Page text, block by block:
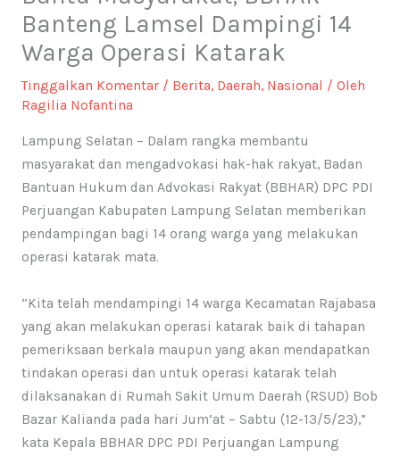
Banteng Lamsel Dampingi 14
Warga Operasi Katarak
Tinggalkan Komentar / Berita, Daerah, Nasional
/ Oleh
Ragilia Nofantina
Lampung Selatan – Dalam rangka membantu
masyarakat dan mengadvokasi hak-hak rakyat, Badan
Bantuan Hukum dan Advokasi Rakyat (BBHAR) DPC PDI
Perjuangan Kabupaten Lampung Selatan memberikan
pendampingan bagi 14 orang warga yang melakukan
operasi katarak mata.
“Kita telah mendampingi 14 warga Kecamatan Rajabasa
yang akan melakukan operasi katarak baik di tahapan
pemeriksaan berkala maupun yang akan mendapatkan
tindakan operasi dan untuk operasi katarak telah
dilaksanakan di Rumah Sakit Umum Daerah (RSUD) Bob
Bazar Kalianda pada hari Jum’at – Sabtu (12-13/5/23),”
kata Kepala BBHAR DPC PDI Perjuangan Lampung